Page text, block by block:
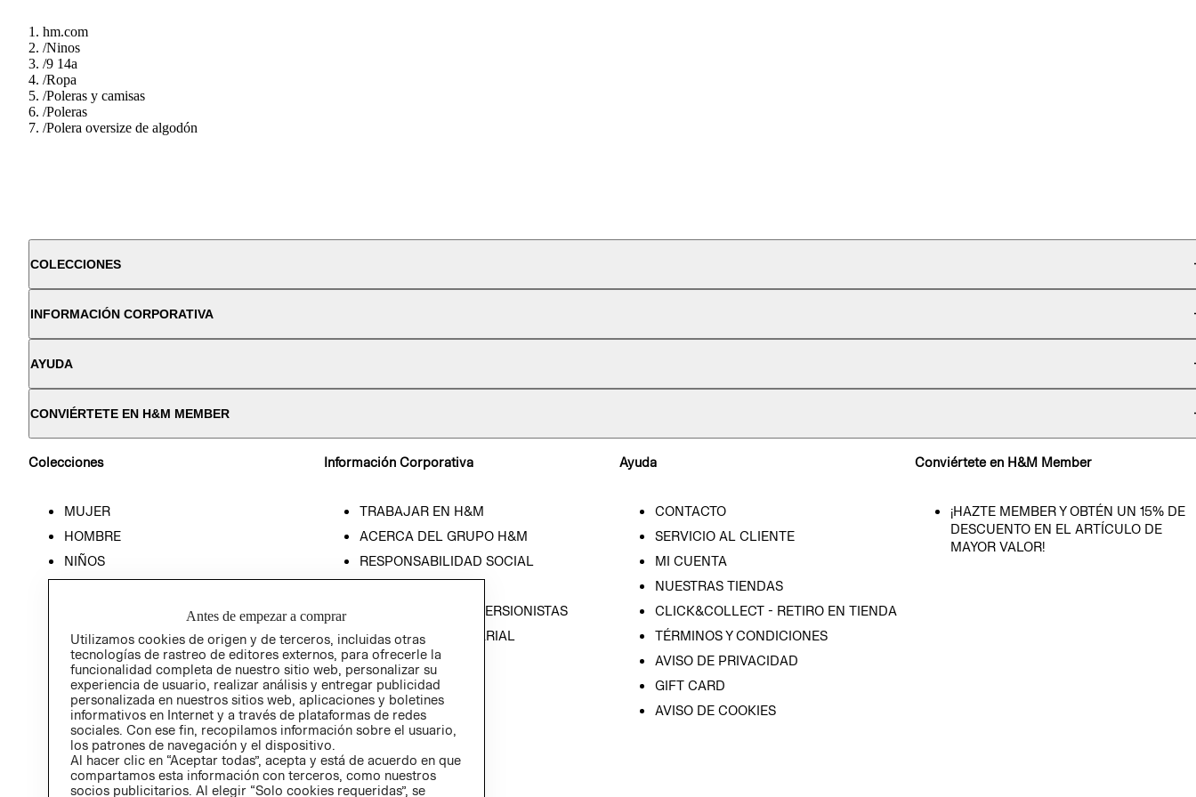
hm.com
/Ninos
/9 14a
/Ropa
/Poleras y camisas
/Poleras
/Polera oversize de algodón
COLECCIONES
INFORMACIÓN CORPORATIVA
AYUDA
CONVIÉRTETE EN H&M MEMBER
Colecciones
MUJER
HOMBRE
NIÑOS
Información Corporativa
TRABAJAR EN H&M
ACERCA DEL GRUPO H&M
RESPONSABILIDAD SOCIAL
RELACIÓN CON INVERSIONISTAS
POLÍTICA EMPRESARIAL
Ayuda
CONTACTO
SERVICIO AL CLIENTE
MI CUENTA
NUESTRAS TIENDAS
CLICK&COLLECT - RETIRO EN TIENDA
TÉRMINOS Y CONDICIONES
AVISO DE PRIVACIDAD
GIFT CARD
AVISO DE COOKIES
Conviértete en H&M Member
¡HAZTE MEMBER Y OBTÉN UN 15% DE
DESCUENTO EN EL ARTÍCULO DE
MAYOR VALOR!
Antes de empezar a comprar
Utilizamos cookies de origen y de terceros, incluidas otras
tecnologías de rastreo de editores externos, para ofrecerle la
funcionalidad completa de nuestro sitio web, personalizar su
experiencia de usuario, realizar análisis y entregar publicidad
personalizada en nuestros sitios web, aplicaciones y boletines
informativos en Internet y a través de plataformas de redes
sociales. Con ese fin, recopilamos información sobre el usuario,
los patrones de navegación y el dispositivo.
Al hacer clic en “Aceptar todas”, acepta y está de acuerdo en que
compartamos esta información con terceros, como nuestros
socios publicitarios. Al elegir “Solo cookies requeridas”, se